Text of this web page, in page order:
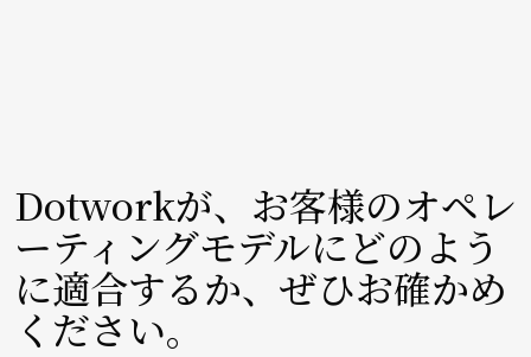
Dotworkが、お客様のオペレ
ーティングモデルにどのよう
に適合するか、ぜひお確かめ
ください。